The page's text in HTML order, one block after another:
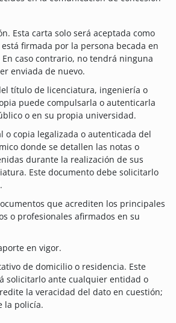
Esta carta solo será aceptada como
firmada por la persona becada en
caso contrario, no tendrá ninguna
enviada de nuevo.
título de licenciatura, ingeniería o
puede compulsarla o autenticarla
o en su propia universidad.
o copia legalizada o autenticada del
donde se detallen las notas o
durante la realización de sus
Este documento debe solicitarlo
que acrediten los principales
o profesionales afirmados en su
en vigor.
de domicilio o residencia. Este
solicitarlo ante cualquier entidad o
la veracidad del dato en cuestión;
la policía.